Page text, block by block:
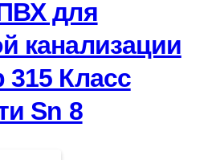
для
канализации
Класс
Sn 8